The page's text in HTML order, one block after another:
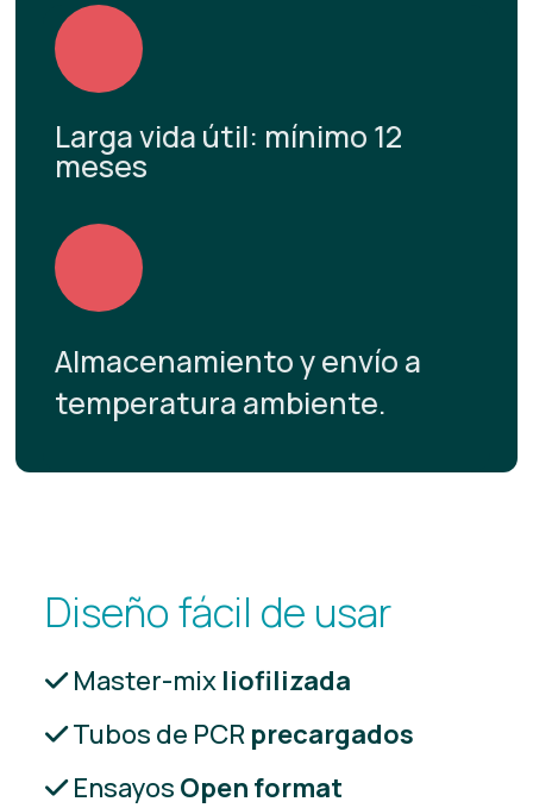
Larga vida útil: mínimo 12
meses
Almacenamiento y envío a
temperatura ambiente.
Diseño fácil de usar
Master-mix liofilizada
Tubos de PCR precargados
Ensayos Open format